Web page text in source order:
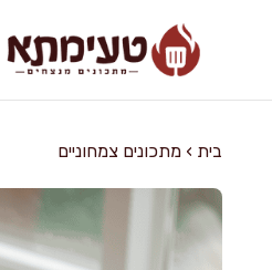
בית › מתכונים צמחוניים